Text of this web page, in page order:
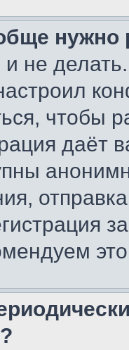
нужно
не
чтобы
даёт